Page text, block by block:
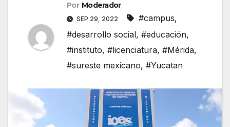
Por Moderador
SEP 29, 2022 #campus,
#desarrollo social, #educación,
#instituto, #licenciatura, #Mérida,
#sureste mexicano, #Yucatan